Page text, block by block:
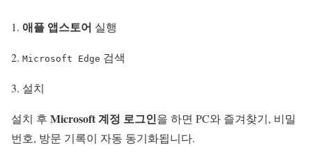
애플 앱스토어 실행
Microsoft Edge 검색
설치
설치 후 Microsoft 계정 로그인을 하면 PC와 즐겨찾기, 비밀
번호, 방문 기록이 자동 동기화됩니다.